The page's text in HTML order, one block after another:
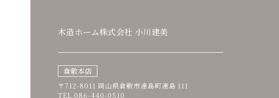
木造ホーム株式会社 小川建美
倉敷本店
〒712-8011 岡山県倉敷市連島町連島 111
TEL.086-440-0510